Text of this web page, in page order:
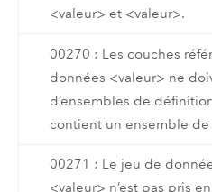
<valeur> et <valeur>.
00270 : Les couches
données <valeur> ne
d’ensembles de
contient un ensemble
00271 : Le jeu de
<valeur> n’est pas pris